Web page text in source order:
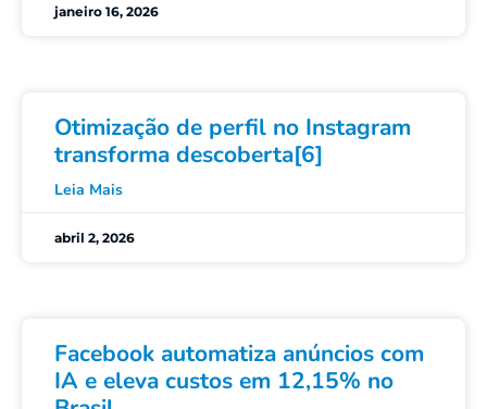
janeiro 16, 2026
Otimização de perfil no Instagram
transforma descoberta[6]
Leia Mais
abril 2, 2026
Facebook automatiza anúncios com
IA e eleva custos em 12,15% no